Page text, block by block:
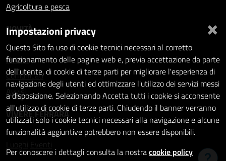
Agricoltura e pesca
NOVITÀ
Notizie
Comunicati
Avvisi
VIVERE FERRARA
Luoghi
Eventi
×
Impostazioni privacy
Questo Sito fa uso di cookie tecnici necessari al corretto
funzionamento delle pagine web e, previa accettazione da parte
dell'utente, di cookie di terze parti per migliorare l'esperienza di
navigazione degli utenti ed ottimizzare l'utilizzo dei servizi messi
a disposizione. Selezionando Accetta tutti i cookie si acconsente
all'utilizzo di cookie di terze parti. Chiudendo il banner verranno
utilizzati solo i cookie tecnici necessari alla navigazione e alcune
funzionalità aggiuntive potrebbero non essere disponibili.
Per conoscere i dettagli consulta la nostracookie policy